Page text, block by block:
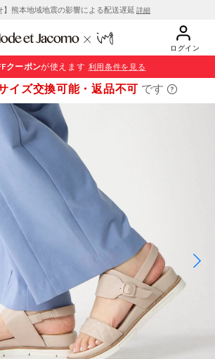
】熊本地域地震の影響による配送遅延 詳細
ログイン
クーポンが使えます 利用条件を見る
イズ交換可能・返品不可 です